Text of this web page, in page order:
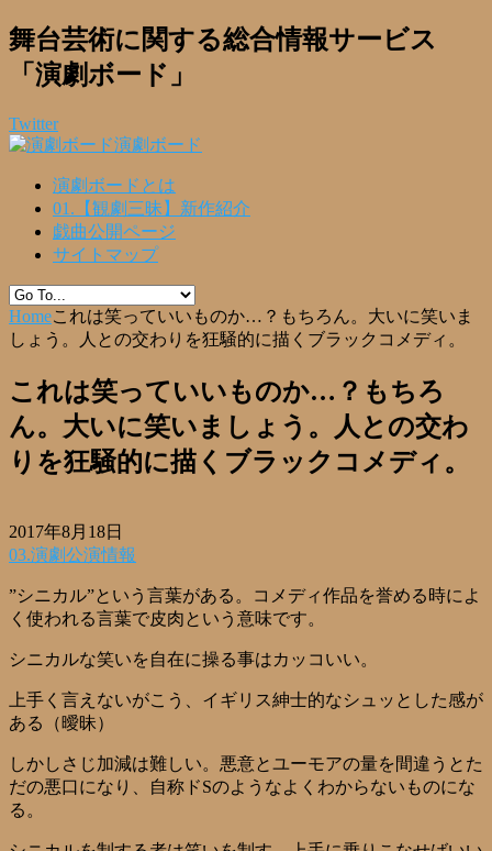
舞台芸術に関する総合情報サービス
「演劇ボード」
Twitter
演劇ボード
演劇ボードとは
01.【観劇三昧】新作紹介
戯曲公開ページ
サイトマップ
Homeこれは笑っていいものか…？もちろん。大いに笑いま
しょう。人との交わりを狂騒的に描くブラックコメディ。
これは笑っていいものか…？もちろ
ん。大いに笑いましょう。人との交わ
りを狂騒的に描くブラックコメディ。
2017年8月18日
03.演劇公演情報
”シニカル”という言葉がある。コメディ作品を誉める時によ
く使われる言葉で皮肉という意味です。
シニカルな笑いを自在に操る事はカッコいい。
上手く言えないがこう、イギリス紳士的なシュッとした感が
ある（曖昧）
しかしさじ加減は難しい。悪意とユーモアの量を間違うとた
だの悪口になり、自称ドSのようなよくわからないものにな
る。